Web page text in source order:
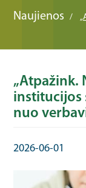
Naujienos
„Atpažink.
institucijos
nuo
2026-06-01